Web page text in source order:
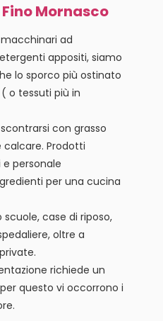
Mornasco
ad
appositi, siamo
lo sporco più ostinato
o tessuti più in
con grasso
Prodotti
personale
per una cucina
case di riposo,
oltre a
richiede un
questo vi occorrono i